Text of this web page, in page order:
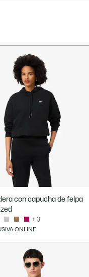
con capucha de felpa
+ 3
ONLINE